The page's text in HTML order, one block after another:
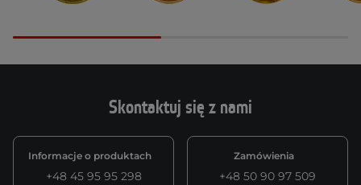
Skontaktuj się z nami
Informacje o produktach
+48 45 95 95 298
Zamówienia
+48 50 90 97 509